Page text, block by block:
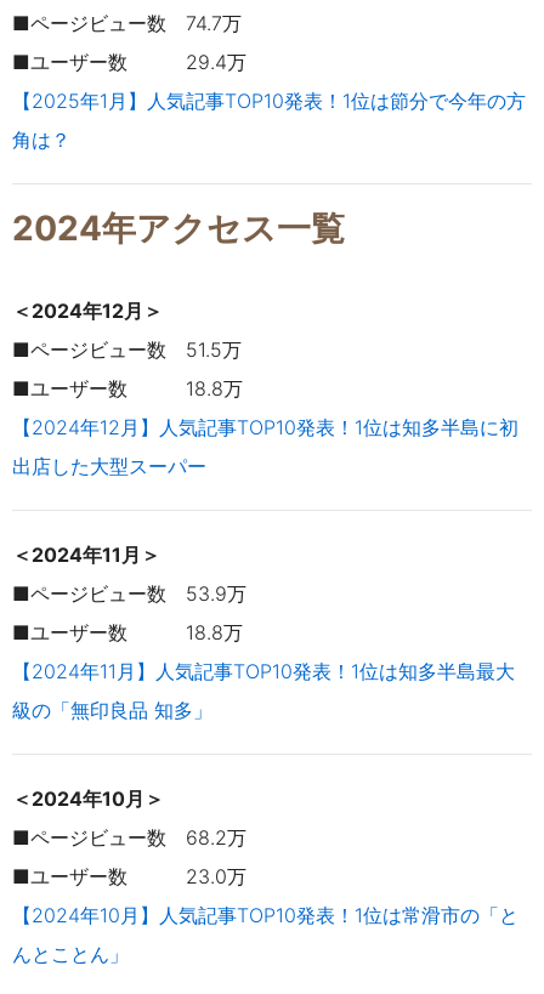
■ページビュー数 74.7万
■ユーザー数 29.4万
【2025年1月】人気記事TOP10発表！1位は節分で今年の方
角は？
2024年アクセス一覧
＜2024年12月＞
■ページビュー数 51.5万
■ユーザー数 18.8万
【2024年12月】人気記事TOP10発表！1位は知多半島に初
出店した大型スーパー
＜2024年11月＞
■ページビュー数 53.9万
■ユーザー数 18.8万
【2024年11月】人気記事TOP10発表！1位は知多半島最大
級の「無印良品 知多」
＜2024年10月＞
■ページビュー数 68.2万
■ユーザー数 23.0万
【2024年10月】人気記事TOP10発表！1位は常滑市の「と
んとことん」